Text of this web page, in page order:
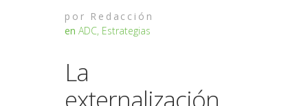
por Redacción
en ADC, Estrategias
La
externalización